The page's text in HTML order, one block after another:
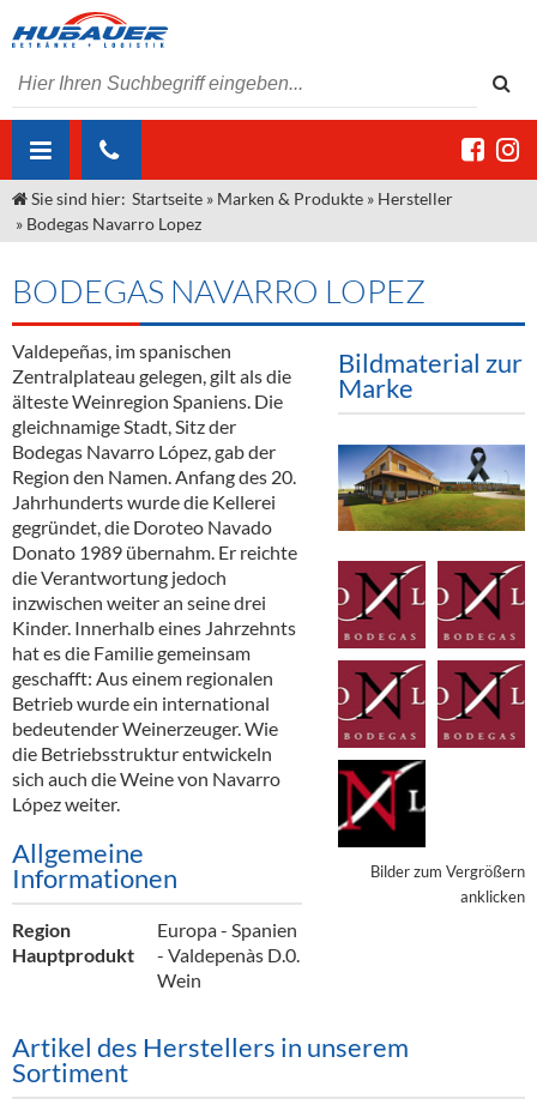
ÜBER UNS
Unser Liefergebiet
Unser Team
Kontakt
Angebote Gastronomie & Großhandel
Gastronomie
Großhandel
Innovation - Die Neue Art des Bierzapfens
"DroughtMaster"
Neuigkeiten
Termine
MARKEN & PRODUKTE
Weine & Schaumwein
Sirup
Spirituosen
Bier
Alkoholfreie Getränke
Öle & Küchenartikel
Kaffee
Barzubehör
Equipment
Verpackung
Hygieneartikel & Desinfektion
DIENSTLEISTUNGEN
Kommisionskauf & Lieferbedingungen
Fremddienstleistungen
Sie sind hier: Startseite » Marken & Produkte » Hersteller
» Bodegas Navarro Lopez
BODEGAS NAVARRO LOPEZ
Valdepeñas, im spanischen
Zentralplateau gelegen, gilt als die
älteste Weinregion Spaniens. Die
gleichnamige Stadt, Sitz der
Bodegas Navarro López, gab der
Region den Namen. Anfang des 20.
Jahrhunderts wurde die Kellerei
gegründet, die Doroteo Navado
Donato 1989 übernahm. Er reichte
die Verantwortung jedoch
inzwischen weiter an seine drei
Kinder. Innerhalb eines Jahrzehnts
hat es die Familie gemeinsam
geschafft: Aus einem regionalen
Betrieb wurde ein international
bedeutender Weinerzeuger. Wie
die Betriebsstruktur entwickeln
sich auch die Weine von Navarro
López weiter.
Allgemeine
Informationen
Region
Europa - Spanien
- Valdepenàs D.0.
Hauptprodukt
Wein
Bildmaterial zur
Marke
Bilder zum Vergrößern
anklicken
Artikel des Herstellers in unserem
Sortiment